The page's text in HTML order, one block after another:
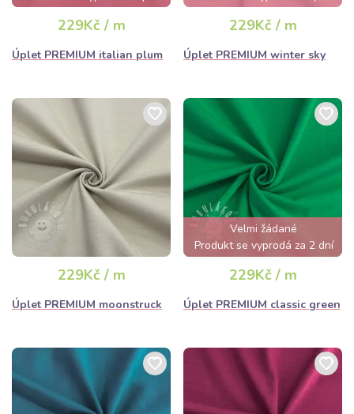
hodin
229Kč / m
Úplet PREMIUM italian plum
hodin
229Kč / m
Úplet PREMIUM winter sky
229Kč / m
Úplet PREMIUM moonstruck
Velmi žádané
Produkt se vyprodá za 2 dní
229Kč / m
Úplet PREMIUM classic green